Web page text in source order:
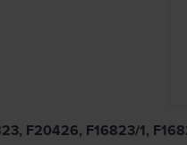
F20426, F16823/1,